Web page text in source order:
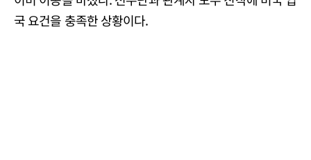
국 요건을 충족한 상황이다.